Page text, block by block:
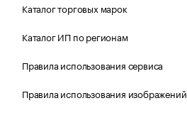
Каталог торговых марок
Каталог ИП по регионам
Правила использования сервиса
Правила использования изображений